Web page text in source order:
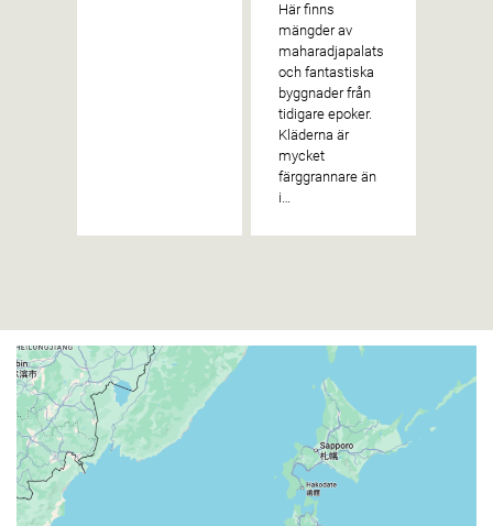
Här finns
mängder av
maharadjapalats
och fantastiska
byggnader från
tidigare epoker.
Kläderna är
mycket
färggrannare än
i…